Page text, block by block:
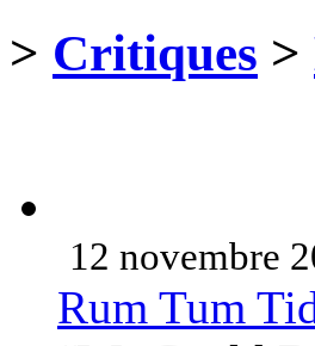
> Critiques >
12 novembre
Rum Tum